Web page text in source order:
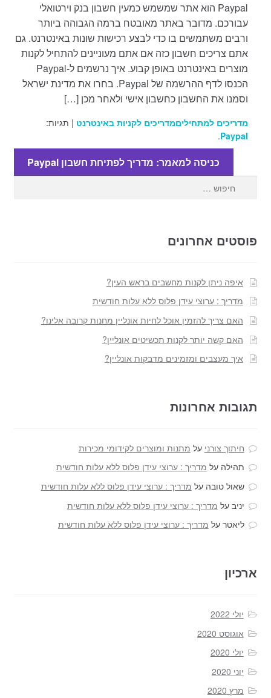
Paypal הוא אתר שמשמש כמעין חשבון בנק וירטואלי
עבורכם. מדובר באתר מאובטח ברמה הגבוהה ביותר
ורבים משתמשים בו כדי לבצע רכישות שונות באינטרנט. גם
אתם צריכים חשבון כזה אם אתם מעוניינים להתחיל לקנות
מוצרים באינטרנט באופן קבוע. איך נרשמים ל-Paypal
הכנסו לדף ההרשמה של Paypal. בחרו את מדינת ישראל
וסמנו את החשבון כחשבון אישי ולאחר מכן […]
מדריכים למתחיליםמדריכים לקניות באינטרנט | תגיות:
Paypal
.
כניסה למאמר: מדריך לפתיחת חשבון Paypal
פוסטים אחרונים
איפה ניתן לקנות מחשבים בראש העין?
מדריך : ערוצי עידן פלוס ללא עלות חודשית
האם צריך להזמין אוכל לחיות אונליין מחנות קרובה אלינו?
האם קשה יותר לקנות תכשיטים אונליין?
איך מעצבים ומזמינים מדבקות אונליין?
תגובות אחרונות
חיתוך צורני על מתנות ומוצרים לקידומי מכירות
תהילה על מדריך : ערוצי עידן פלוס ללא עלות חודשית
שאול טובה על מדריך : ערוצי עידן פלוס ללא עלות חודשית
יניב על מדריך : ערוצי עידן פלוס ללא עלות חודשית
ליאטר על מדריך : ערוצי עידן פלוס ללא עלות חודשית
ארכיון
יולי 2022
אוגוסט 2020
יולי 2020
יוני 2020
מרץ 2020